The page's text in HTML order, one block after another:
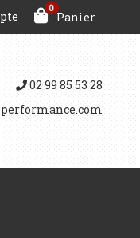
0
Panier
02 99 85 53 28